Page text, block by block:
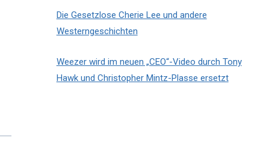
Die Gesetzlose Cherie Lee und andere
Westerngeschichten
Weezer wird im neuen „CEO“-Video durch Tony
Hawk und Christopher Mintz-Plasse ersetzt